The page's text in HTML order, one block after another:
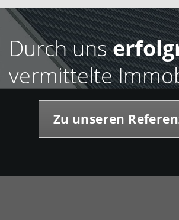
Durch uns
vermittelte
Zu unseren